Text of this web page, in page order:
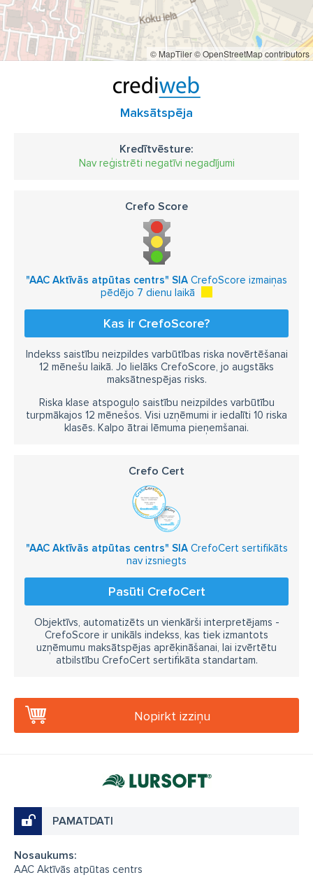
© MapTiler© OpenStreetMap contributors
Maksātspēja
Kredītvēsture:
Nav reģistrēti negatīvi negadījumi
Crefo Score
"AAC Aktīvās atpūtas centrs" SIA CrefoScore izmaiņas
pēdējo 7 dienu laikā
Kas ir CrefoScore?
Indekss saistību neizpildes varbūtības riska novērtēšanai
12 mēnešu laikā. Jo lielāks CrefoScore, jo augstāks
maksātnespējas risks.
Riska klase atspoguļo saistību neizpildes varbūtību
turpmākajos 12 mēnešos. Visi uzņēmumi ir iedalīti 10 riska
klasēs. Kalpo ātrai lēmuma pieņemšanai.
Crefo Cert
"AAC Aktīvās atpūtas centrs" SIACrefoCert sertifikāts
nav izsniegts
Pasūti CrefoCert
Objektīvs, automatizēts un vienkārši interpretējams -
CrefoScore ir unikāls indekss, kas tiek izmantots
uzņēmumu maksātspējas aprēķināšanai, lai izvērtētu
atbilstību CrefoCert sertifikāta standartam.
Nopirkt izziņu
PAMATDATI
Nosaukums:
AAC Aktīvās atpūtas centrs